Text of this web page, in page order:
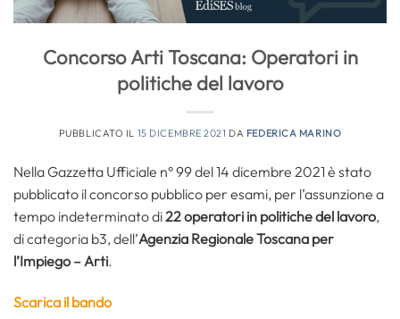
Concorso Arti Toscana: Operatori in
politiche del lavoro
PUBBLICATO IL 15 DICEMBRE 2021 DA FEDERICA MARINO
Nella Gazzetta Ufficiale n° 99 del 14 dicembre 2021 è stato
pubblicato il concorso pubblico per esami, per l’assunzione a
tempo indeterminato di22 operatori in politiche del lavoro,
di categoria b3, dell’Agenzia Regionale Toscana per
l’Impiego – Arti.
Scarica il bando